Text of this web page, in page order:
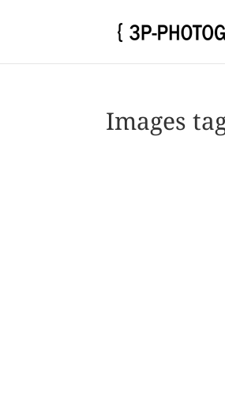
Images